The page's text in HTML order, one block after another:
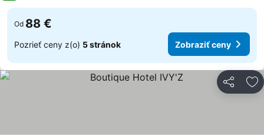
Od 88 €
Pozrieť ceny z(o) 5 stránok Zobraziť ceny
Zdieľať